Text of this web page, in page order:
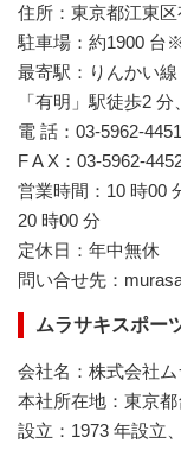
住所：東京都江東
駐車場：約1900 台
最寄駅：りんかい
「有明」駅徒歩2
電 話：03-5962-4451
F A X：03-5962-
営業時間：10 時00
20 時00 分
定休日：年中無休
問い合せ先：
ムラサキスポー
会社名：株式会社
本社所在地：東京
設立：1973 年設立